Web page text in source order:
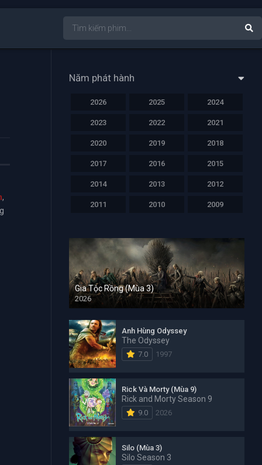
,
Năm phát hành
2026 2025 2024
2023 2022 2021
2020 2019 2018
2017 2016 2015
2014 2013 2012
2011 2010 2009
Gia Tộc Rồng (Mùa 3)
2026
Anh Hùng Odyssey
The Odyssey
7.0 1997
Rick Và Morty (Mùa 9)
Rick and Morty Season 9
9.0 2026
Silo (Mùa 3)
Silo Season 3